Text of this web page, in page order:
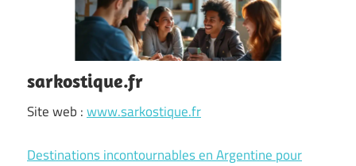
sarkostique.fr
Site web :www.sarkostique.fr
Destinations incontournables en Argentine pour